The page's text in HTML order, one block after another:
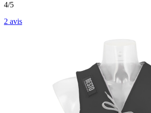
4/5
2 avis